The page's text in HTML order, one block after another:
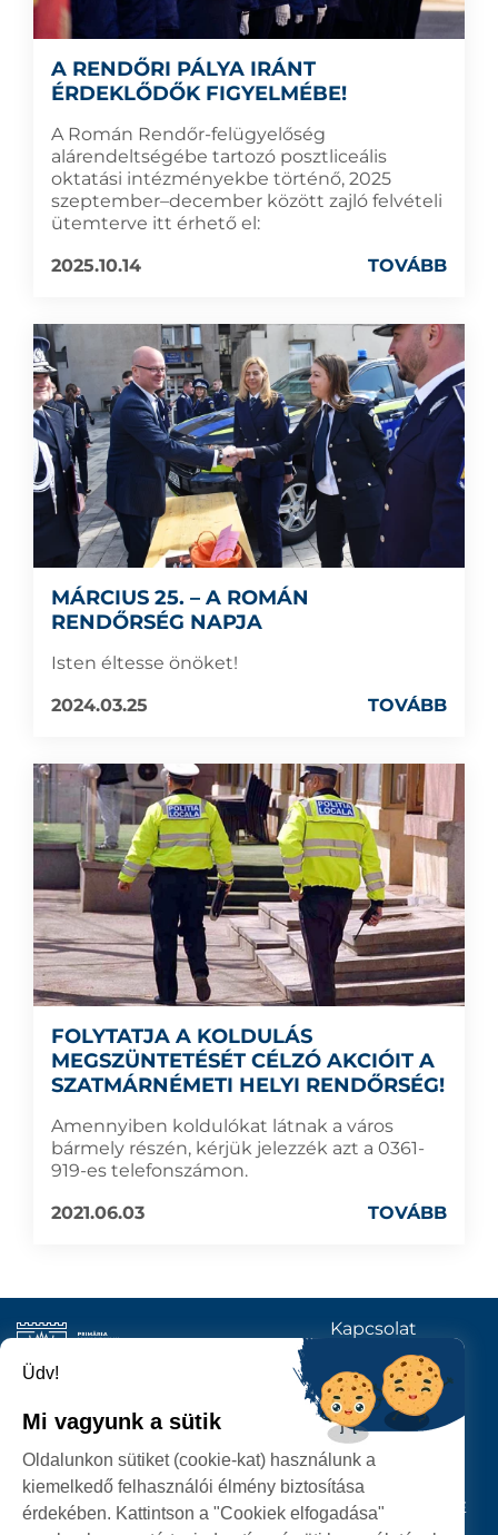
A RENDŐRI PÁLYA IRÁNT
ÉRDEKLŐDŐK FIGYELMÉBE!
A Román Rendőr-felügyelőség
alárendeltségébe tartozó posztliceális
oktatási intézményekbe történő, 2025
szeptember–december között zajló felvételi
ütemterve itt érhető el:
2025.10.14
TOVÁBB
MÁRCIUS 25. – A ROMÁN
RENDŐRSÉG NAPJA
Isten éltesse önöket!
2024.03.25
TOVÁBB
FOLYTATJA A KOLDULÁS
MEGSZÜNTETÉSÉT CÉLZÓ AKCIÓIT A
SZATMÁRNÉMETI HELYI RENDŐRSÉG!
Amennyiben koldulókat látnak a város
bármely részén, kérjük jelezzék azt a 0361-
919-es telefonszámon.
2021.06.03
TOVÁBB
SZATMÁRNÉMETI
POLGÁRMESTERI HIVATAL
P-ȚA 25 OCTOMBRIE, NR. 1 CORP M, 440026 SATU MARE
Kapcsolat
KÖVESSENEK
Üdv!
Mi vagyunk a sütik
Oldalunkon sütiket (cookie-kat) használunk a
kiemelkedő felhasználói élmény biztosítása
érdekében. Kattintson a "Cookiek elfogadása"